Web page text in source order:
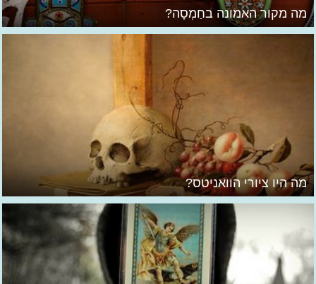
מה מקור האמונה בחַמְסָה?
מה היו ציורי הוואניטס?